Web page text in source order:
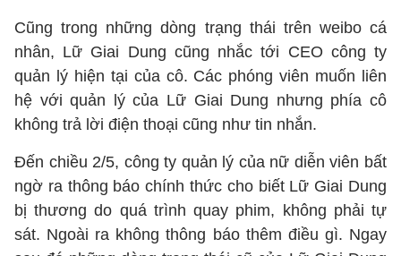
Cũng trong những dòng trạng thái trên weibo cá
nhân, Lữ Giai Dung cũng nhắc tới CEO công ty
quản lý hiện tại của cô. Các phóng viên muốn liên
hệ với quản lý của Lữ Giai Dung nhưng phía cô
không trả lời điện thoại cũng như tin nhắn.
Đến chiều 2/5, công ty quản lý của nữ diễn viên bất
ngờ ra thông báo chính thức cho biết Lữ Giai Dung
bị thương do quá trình quay phim, không phải tự
sát. Ngoài ra không thông báo thêm điều gì. Ngay